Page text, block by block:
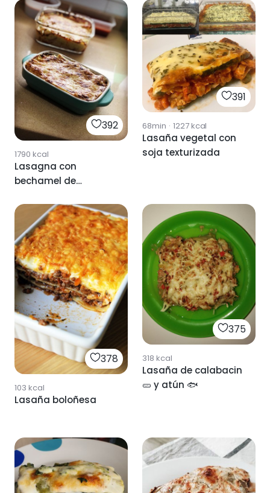
392
1790 kcal
Lasagna con
bechamel de
391
68min · 1227kcal
Lasaña vegetal con
soja texturizada
378
103 kcal
Lasaña boloñesa
375
318 kcal
Lasaña de calabacin
🥒 y atún 🐟